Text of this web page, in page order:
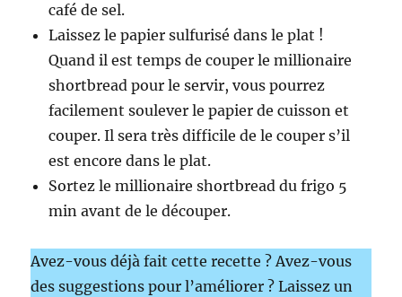
café de sel.⁣
Laissez le papier sulfurisé dans le plat !
Quand il est temps de couper le millionaire
shortbread pour le servir, vous pourrez
facilement soulever le papier de cuisson et
couper. Il sera très difficile de le couper s’il
est encore dans le plat.⁣
⁣Sortez le millionaire shortbread du frigo 5
min avant de le découper.
Avez-vous déjà fait cette recette ? Avez-vous
des suggestions pour l’améliorer ? Laissez un